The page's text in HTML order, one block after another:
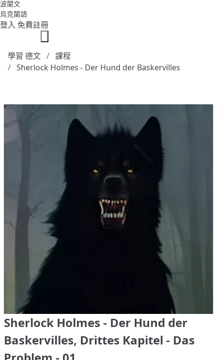
波蘭文
烏克蘭語
登入 免費註冊
學習 德文
課程
Sherlock Holmes - Der Hund der Baskervilles
Sherlock Holmes - Der Hund der
Baskervilles, Drittes Kapitel - Das